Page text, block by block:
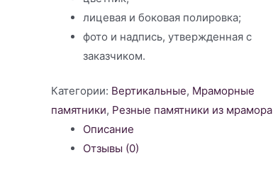
лицевая и боковая полировка;
фото и надпись, утвержденная с
заказчиком.
Категории: Вертикальные, Мраморные
памятники, Резные памятники из мрамора
Описание
Отзывы (0)